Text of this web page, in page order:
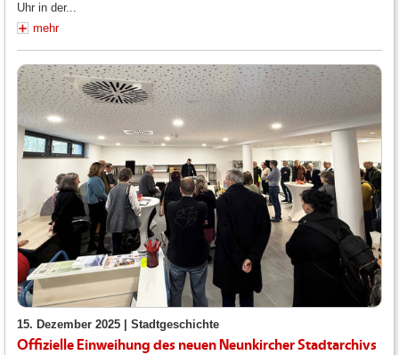
Uhr in der...
mehr
15. Dezember 2025 | Stadtgeschichte
Offizielle Einweihung des neuen Neunkircher Stadtarchivs